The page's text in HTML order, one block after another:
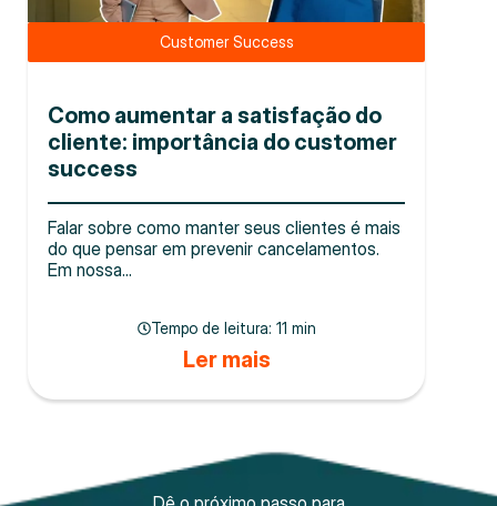
Customer Success
Como aumentar a satisfação do
cliente: importância do customer
success
Falar sobre como manter seus clientes é mais
do que pensar em prevenir cancelamentos.
Em nossa...
Tempo de leitura: 11 min
Ler mais